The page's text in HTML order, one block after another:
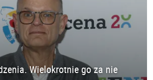
Wielokrotnie go za nie